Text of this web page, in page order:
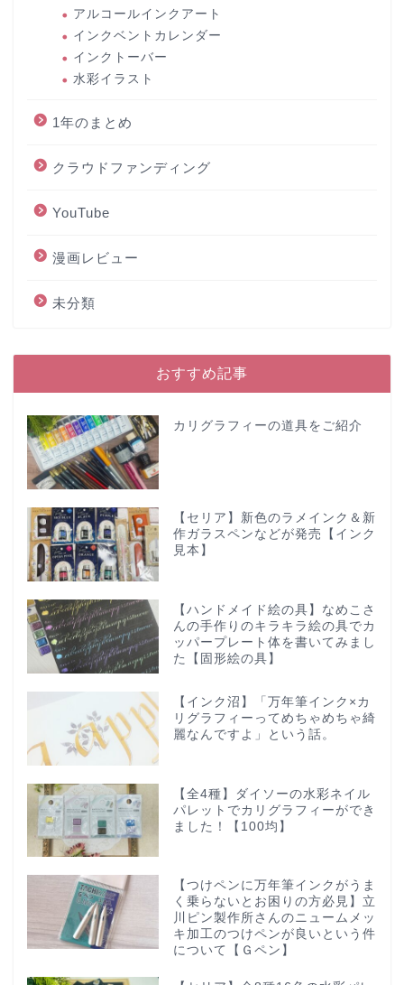
アルコールインクアート
インクベントカレンダー
インクトーバー
水彩イラスト
1年のまとめ
クラウドファンディング
YouTube
漫画レビュー
未分類
おすすめ記事
カリグラフィーの道具をご紹介
【セリア】新色のラメインク＆新
作ガラスペンなどが発売【インク
見本】
【ハンドメイド絵の具】なめこさ
んの手作りのキラキラ絵の具でカ
ッパープレート体を書いてみまし
た【固形絵の具】
【インク沼】「万年筆インク×カ
リグラフィーってめちゃめちゃ綺
麗なんですよ」という話。
【全4種】ダイソーの水彩ネイル
パレットでカリグラフィーができ
ました！【100均】
【つけペンに万年筆インクがうま
く乗らないとお困りの方必見】立
川ピン製作所さんのニュームメッ
キ加工のつけペンが良いという件
について【Ｇペン】